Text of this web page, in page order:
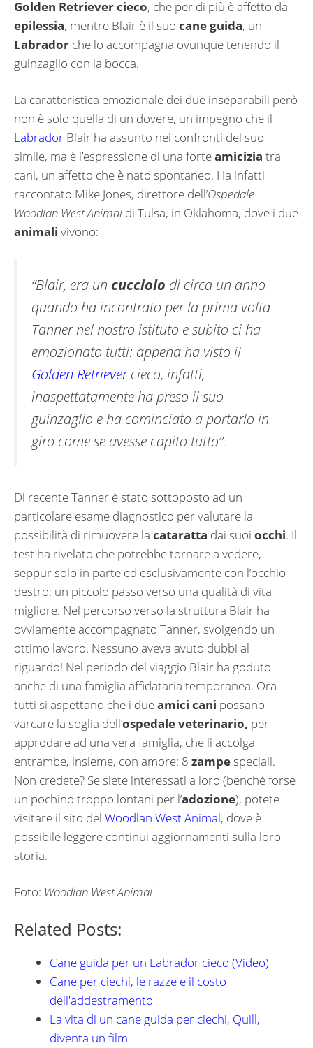
Golden Retriever cieco, che per di più è affetto da
epilessia, mentre Blair è il suo cane guida, un
Labrador che lo accompagna ovunque tenendo il
guinzaglio con la bocca.
La caratteristica emozionale dei due inseparabili però
non è solo quella di un dovere, un impegno che il
Labrador Blair ha assunto nei confronti del suo
simile, ma è l’espressione di una forteamicizia tra
cani, un affetto che è nato spontaneo. Ha infatti
raccontato Mike Jones, direttore dell’Ospedale
Woodlan West Animal di Tulsa, in Oklahoma, dove i due
animali vivono:
“Blair, era un cucciolo di circa un anno
quando ha incontrato per la prima volta
Tanner nel nostro istituto e subito ci ha
emozionato tutti: appena ha visto il
Golden Retrievercieco, infatti,
inaspettatamente ha preso il suo
guinzaglio e ha cominciato a portarlo in
giro come se avesse capito tutto”.
Di recente Tanner è stato sottoposto ad un
particolare esame diagnostico per valutare la
possibilità di rimuovere la cataratta dai suoi occhi. Il
test ha rivelato che potrebbe tornare a vedere,
seppur solo in parte ed esclusivamente con l’occhio
destro: un piccolo passo verso una qualità di vita
migliore. Nel percorso verso la struttura Blair ha
ovviamente accompagnato Tanner, svolgendo un
ottimo lavoro. Nessuno aveva avuto dubbi al
riguardo! Nel periodo del viaggio Blair ha goduto
anche di una famiglia affidataria temporanea. Ora
tutti si aspettano che i dueamici cani possano
varcare la soglia dell’ospedale veterinario, per
approdare ad una vera famiglia, che li accolga
entrambe, insieme, con amore: 8 zampe speciali.
Non credete? Se siete interessati a loro (benché forse
un pochino troppo lontani per l’adozione), potete
visitare il sito del Woodlan West Animal, dove è
possibile leggere continui aggiornamenti sulla loro
storia.
Foto: Woodlan West Animal
Related Posts:
Cane guida per un Labrador cieco (Video)
Cane per ciechi, le razze e il costo
dell'addestramento
La vita di un cane guida per ciechi, Quill,
diventa un film